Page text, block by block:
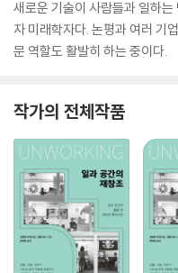
새로운 기술이 사람들과 일하
자 미래학자다. 논평과 여러 기
문 역할도 활발히 하는 중이다.
작가의 전체작품